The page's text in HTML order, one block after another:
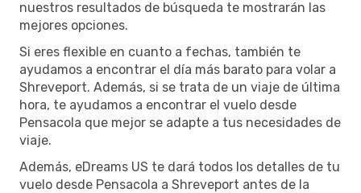
nuestros resultados de búsqueda te mostrarán las
mejores opciones.
Si eres flexible en cuanto a fechas, también te
ayudamos a encontrar el día más barato para volar a
Shreveport. Además, si se trata de un viaje de última
hora, te ayudamos a encontrar el vuelo desde
Pensacola que mejor se adapte a tus necesidades de
viaje.
Además, eDreams US te dará todos los detalles de tu
vuelo desde Pensacola a Shreveport antes de la